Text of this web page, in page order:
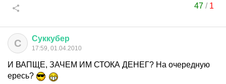
47 / 1
С Суккубер
17:59, 01.04.2010
И ВАПЩЕ, ЗАЧЕМ ИМ СТОКА ДЕНЕГ? На очередную
ересь?